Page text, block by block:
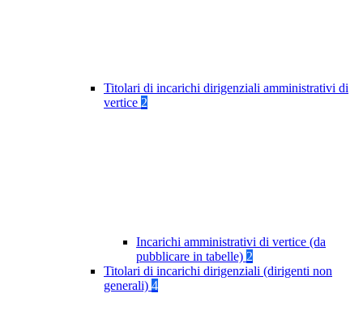
Titolari di incarichi dirigenziali amministrativi di
vertice 2
Incarichi amministrativi di vertice (da
pubblicare in tabelle) 2
Titolari di incarichi dirigenziali (dirigenti non
generali) 4